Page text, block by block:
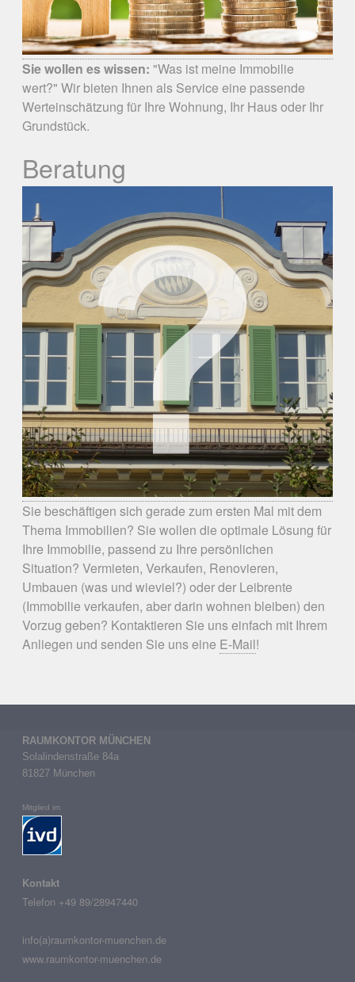
Sie wollen es wissen: "Was ist meine Immobilie
wert?" Wir bieten Ihnen als Service eine passende
Werteinschätzung für Ihre Wohnung, Ihr Haus oder Ihr
Grundstück.
Beratung
Sie beschäftigen sich gerade zum ersten Mal mit dem
Thema Immobilien? Sie wollen die optimale Lösung für
Ihre Immobilie, passend zu Ihre persönlichen
Situation? Vermieten, Verkaufen, Renovieren,
Umbauen (was und wieviel?) oder der Leibrente
(Immobilie verkaufen, aber darin wohnen bleiben) den
Vorzug geben? Kontaktieren Sie uns einfach mit Ihrem
Anliegen und senden Sie uns eine E-Mail!
RAUMKONTOR MÜNCHEN
Solalindenstraße 84a
81827 München
Mitglied im
Kontakt
Telefon +49 89/28947440
info(a)raumkontor-muenchen.de
www.raumkontor-muenchen.de